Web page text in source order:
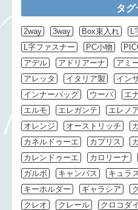
タ
2way 3way Box束入れ L
L字ファスナー
PC小物
アデル
アドリアーナ アミ
アレッタ
イタリア製 イン
インナーバッグ
ウーバ エ
エルモ
エレガンテ エレノ
オレンジ
オーストリッチ
カネルドゥーエ
カプリス
カレンドゥーエ
カロリーナ
ガルボ
キャンバス キュラ
キーホルダー
ギャラシア
クレオ
クレール クロコダ